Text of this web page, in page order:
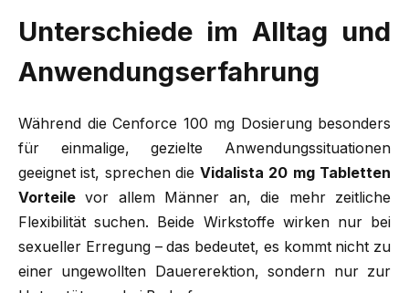
Unterschiede im Alltag und
Anwendungserfahrung
Während die Cenforce 100 mg Dosierung besonders
für einmalige, gezielte Anwendungssituationen
geeignet ist, sprechen die Vidalista 20 mg Tabletten
Vorteile vor allem Männer an, die mehr zeitliche
Flexibilität suchen. Beide Wirkstoffe wirken nur bei
sexueller Erregung – das bedeutet, es kommt nicht zu
einer ungewollten Dauererektion, sondern nur zur